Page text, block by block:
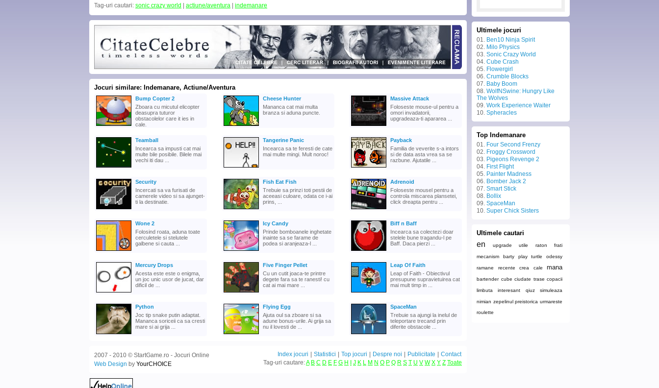
Tag-uri cautari: sonic crazy world actiune/aventura indemanare
Jocuri similare: Indemanare, Actiune/Aventura
Bump Copter 2
Zboara cu micutul elicopter
deasupra tuturor
obstacolelor care it ies in
cale.
Cheese Hunter
Mananca cat mai multa
branza si aduna puncte.
Massive Attack
Foloseste mouse-ul pentru a
omori invadatorii,
upgradeaza-ti apararea ...
Teamball
Incearca sa impusti cat mai
multe bile posibile. Bilele mai
vechi iti dau ...
Tangerine Panic
Incearca sa te feresti de cate
mai multe mingi. Mult noroc!
Payback
Familia de veverite s-a intors
si de data asta vrea sa se
razbune. Ajutatile ...
Security
Incercati sa va furisati de
camerele video si sa ajunget-
ti la destinatie.
Fish Eat Fish
Trebuie sa prinzi toti pestii de
aceeasi culoare, odata ce i-ai
prins, ...
Adrenoid
Foloseste mousel pentru a
controla miscarea plansetei,
click dreapta pentru ...
Wone 2
Folosind roata, aduna toate
cerculetele si stelutele
galbene si cauta ...
Icy Candy
Prinde bomboanele inghetate
inainte sa se farame de
podea si aranjeaza-l ...
Biff n Baff
Incearca sa colectezi doar
stelele bune tragandu-l pe
Baff. Daca pierzi ...
Mercury Drops
Acesta este este o enigma,
un joc unic usor de jucat, dar
dificil de ...
Five Finger Pellet
Cu un cutit joaca-te printre
degete fara sa te ranesti! cu
cat ai mai mare ...
Leap Of Faith
Leap of Faith - Obiectivul
presupune supravietuirea cat
mai mult timp in ...
Python
Joc tip snake putin adaptat.
Mananca soriceii ca sa cresti
mare si ai grija ...
Flying Egg
Ajuta oul sa zboare si sa
adune bonus-urile. Ai grija sa
nu il lovesti de ...
SpaceMan
Trebuie sa ajungi la inelul de
teleportare trecand prin
diferite obstacole ...
2007 - 2010 © StartGame.ro - Jocuri Online
Web Design by YourCHOICE
Index jocuri Statistici Top jocuri Despre noi Publicitate
Contact
Tag-uri cautare:A B C D E F G H J K L M N O P Q R S T U V W X Y Z Toate
Ultimele jocuri
01. Ben10 Ninja Spirit
02. Milo Physics
03. Sonic Crazy World
04. Cube Crash
05. Flowergirl
06. Crumble Blocks
07. Baby Boom
08. WolfNSwine: Hungry Like
The Wolves
09. Work Experience Waiter
10. Spheracles
Top Indemanare
01. Four Second Frenzy
02. Froggy Crossword
03. Pigeons Revenge 2
04. First Flight
05. Painter Madness
06. Bomber Jack 2
07. Smart Stick
08. Bollix
09. SpaceMan
10. Super Chick Sisters
Ultimele cautari
en upgrade utile raton frati
mecanism barty play turtle odessy
ramane recente crea cale mana
bartender cube ciudate trase copacii
limbuta interesant qiuz simuleaza
nimian zepelinul preistorica urmareste
roulette